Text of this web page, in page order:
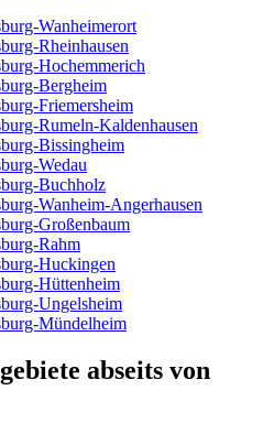
Wanheimerort
Rheinhausen
Hochemmerich
Bergheim
Friemersheim
Rumeln-Kaldenhausen
Bissingheim
Wedau
Buchholz
Wanheim-Angerhausen
Großenbaum
Rahm
Huckingen
Hüttenheim
Ungelsheim
Mündelheim
abseits von